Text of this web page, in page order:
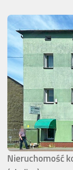
Nieruchomość